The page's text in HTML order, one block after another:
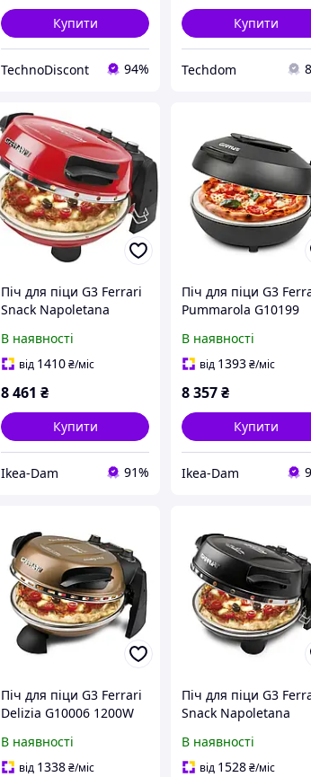
Купити
TechnoDiscont 94%
Купити
Techdom
Піч для піци G3 Ferrari
Snack Napoletana
Регулювання
температури 31см
В наявності
від 1410₴/міс
8 461 ₴
Купити
Ikea-Dam 91%
Піч для піци G3
Pummarola G10199
температури 31см
В наявності
від 1393₴/міс
8 357₴
Купити
Ikea-Dam
Піч для піци G3 Ferrari
Delizia G10006 1200W
температури 31cm
Мідна
В наявності
від 1338₴/міс
Піч для піци G3
Snack Napoletana
Регулювання
температури 31см
В наявності
від 1528₴/міс